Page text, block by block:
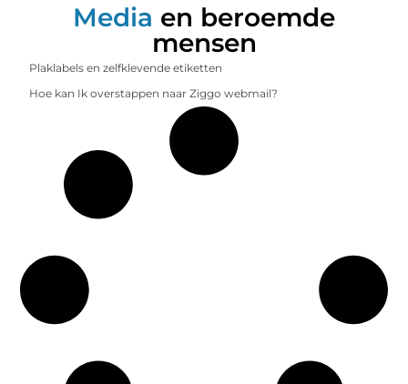
Media en beroemde
mensen
Plaklabels en zelfklevende etiketten
Hoe kan Ik overstappen naar Ziggo webmail?